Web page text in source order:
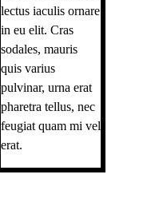
lectus iaculis ornare
in eu elit. Cras
sodales, mauris
quis varius
pulvinar, urna erat
pharetra tellus, nec
feugiat quam mi vel
erat.